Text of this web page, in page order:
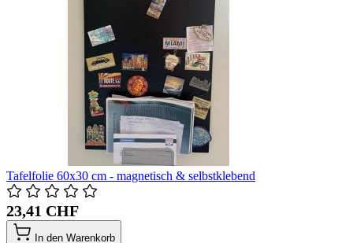
Tafelfolie 60x30 cm - magnetisch & selbstklebend
23,41 CHF
In den Warenkorb